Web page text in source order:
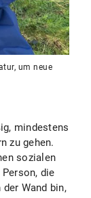
um neue
mindestens
zu gehen.
sozialen
die
Wand bin,